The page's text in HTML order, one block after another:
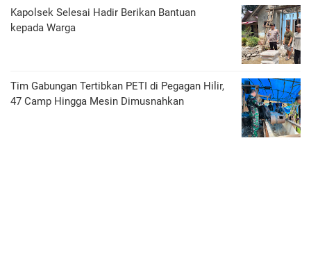
Kapolsek Selesai Hadir Berikan Bantuan
kepada Warga
Tim Gabungan Tertibkan PETI di Pegagan Hilir,
47 Camp Hingga Mesin Dimusnahkan